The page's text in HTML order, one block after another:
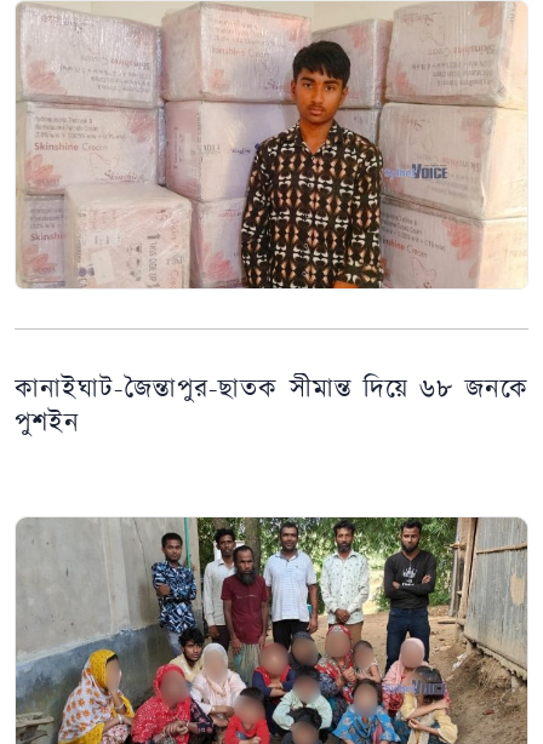
কানাইঘাট-জৈন্তাপুর-ছাতক সীমান্ত দিয়ে ৬৮ জনকে
পুশইন